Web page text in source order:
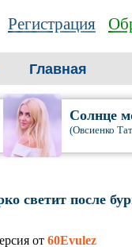
Регистрация
Главная
Солнце
(Овсиенко
светит после
от 60Evulez